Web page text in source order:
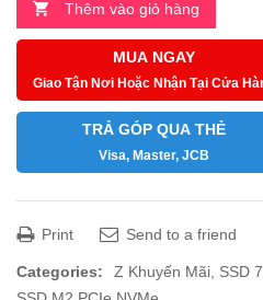
Thêm vào giỏ hàng
MUA NGAY
Giao Tận Nơi Hoặc Nhận Tại Cửa
TRẢ GÓP QUA THẺ
Visa, Master, JCB
Print Send to a friend
Categories: Z Khuyến Mãi, SSD